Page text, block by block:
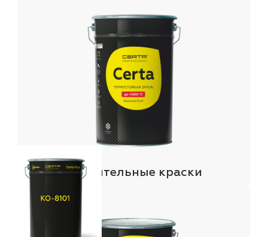
Строительные краски